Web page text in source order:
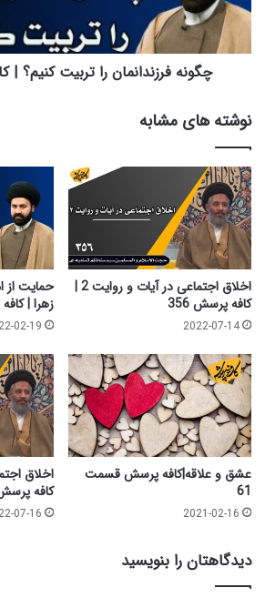
کافه
پرسش
333
چگونه فرزندانمان را تربیت کنیم؟ |
نوشته های مشابه
اخلاق اجتماعی در آیات و روایت 2 |
کافه پرسش 356
2022-07-14
حمایت از
زهرا |
02-19
عشق و علاقه|کافه پرسش قسمت
61
2021-02-16
کافه پرسش
07-16
دیدگاهتان را بنویسید